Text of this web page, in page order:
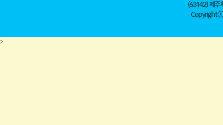
(63142) 제주
Copyright
>